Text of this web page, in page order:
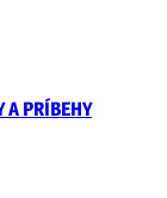
PRÍBEHY